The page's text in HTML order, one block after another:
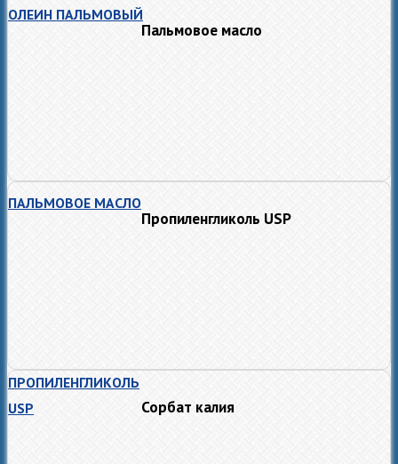
ОЛЕИН ПАЛЬМОВЫЙ
Пальмовое масло
ПАЛЬМОВОЕ МАСЛО
Пропиленгликоль USP
ПРОПИЛЕНГЛИКОЛЬ
USP
Сорбат калия